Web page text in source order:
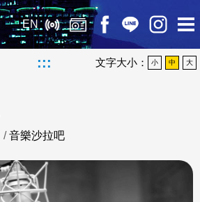
EN
::: 文字大小： 小 中 大
/音樂沙拉吧